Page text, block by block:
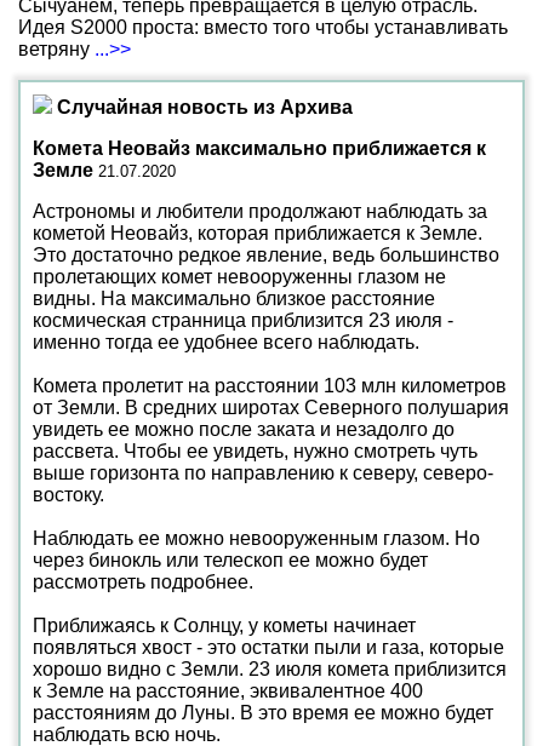
Сычуанем, теперь превращается в целую отрасль.
Идея S2000 проста: вместо того чтобы устанавливать
ветряну ...>>
Случайная новость из Архива
Комета Неовайз максимально приближается к
Земле 21.07.2020
Астрономы и любители продолжают наблюдать за
кометой Неовайз, которая приближается к Земле.
Это достаточно редкое явление, ведь большинство
пролетающих комет невооруженны глазом не
видны. На максимально близкое расстояние
космическая странница приблизится 23 июля -
именно тогда ее удобнее всего наблюдать.
Комета пролетит на расстоянии 103 млн километров
от Земли. В средних широтах Северного полушария
увидеть ее можно после заката и незадолго до
рассвета. Чтобы ее увидеть, нужно смотреть чуть
выше горизонта по направлению к северу, северо-
востоку.
Наблюдать ее можно невооруженным глазом. Но
через бинокль или телескоп ее можно будет
рассмотреть подробнее.
Приближаясь к Солнцу, у кометы начинает
появляться хвост - это остатки пыли и газа, которые
хорошо видно с Земли. 23 июля комета приблизится
к Земле на расстояние, эквивалентное 400
расстояниям до Луны. В это время ее можно будет
наблюдать всю ночь.